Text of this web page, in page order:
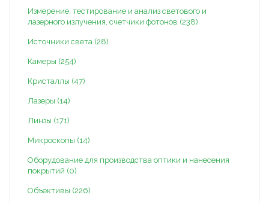
Измерение, тестирование и анализ светового и
лазерного излучения, счетчики фотонов (238)
Источники света (28)
Камеры (254)
Кристаллы (47)
Лазеры (14)
Линзы (171)
Микроскопы (14)
Оборудование для производства оптики и нанесения
покрытий (0)
Объективы (226)